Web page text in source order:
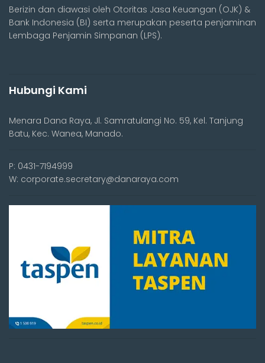
Berizin dan diawasi oleh Otoritas Jasa Keuangan (OJK) &
Bank Indonesia (BI) serta merupakan peserta penjaminan
Lembaga Penjamin Simpanan (LPS).
Hubungi Kami
Menara Dana Raya, Jl. Samratulangi No. 59, Kel. Tanjung
Batu, Kec. Wanea, Manado.
P: 0431-7194999
W: corporate.secretary@danaraya.com